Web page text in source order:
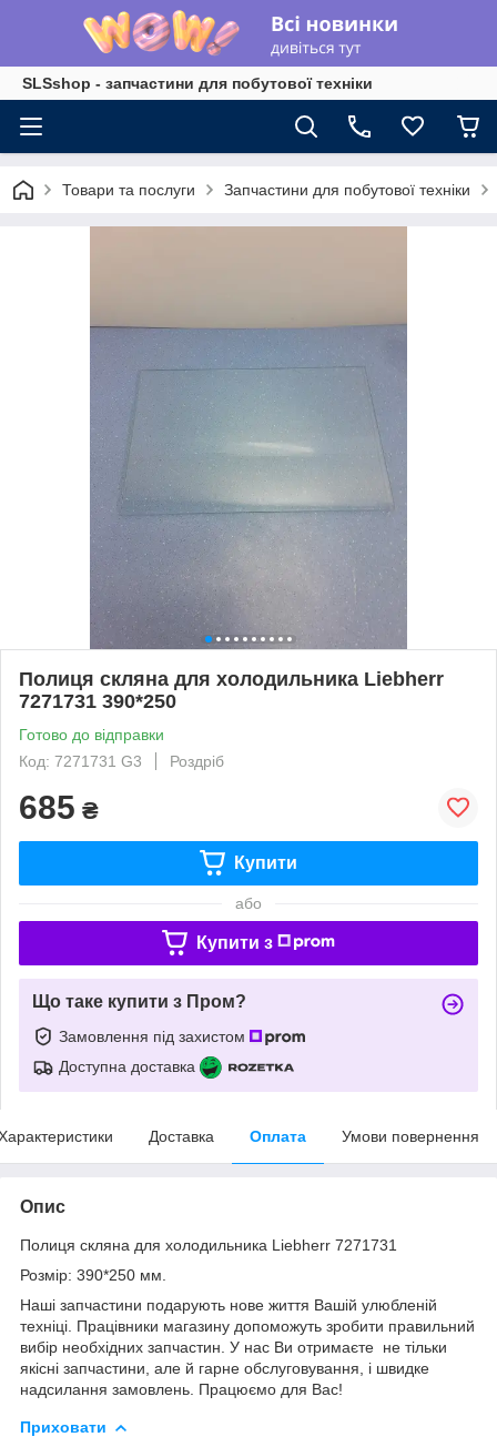
SLSshop - запчастини для побутової техніки
Товари та послуги Запчастини для побутової техніки
Полиця скляна для холодильника Liebherr
7271731 390*250
Готово до відправки
Код: 7271731 G3
Роздріб
685 ₴
Купити
або
Купити з
Що таке купити з Пром?
Замовлення під захистом
Доступна доставка
Доставка Оплата Умови повернення
Опис
Полиця скляна для холодильника Liebherr 7271731
Розмір: 390*250 мм.
Наші запчастини подарують нове життя Вашій улюбленій
техніці. Працівники магазину допоможуть зробити правильний
вибір необхідних запчастин. У нас Ви отримаєте не тільки
якісні запчастини, але й гарне обслуговування, і швидке
надсилання замовлень. Працюємо для Вас!
Приховати